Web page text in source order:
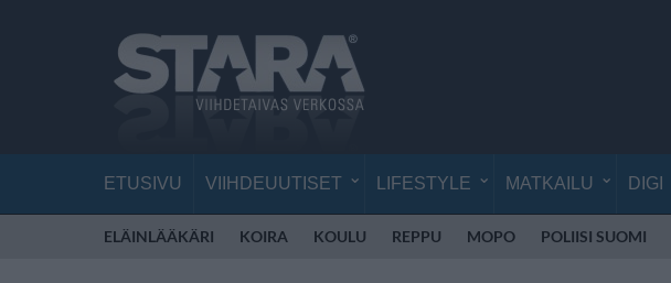
ETUSIVU VIIHDEUUTISET LIFESTYLE MATKAILU DIGI
ELÄINLÄÄKÄRI KOIRA KOULU REPPU MOPO POLIISI SUOMI